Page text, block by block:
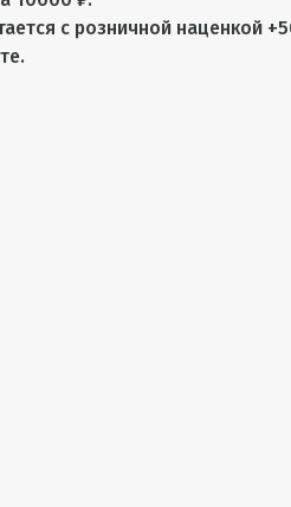
с розничной наценкой